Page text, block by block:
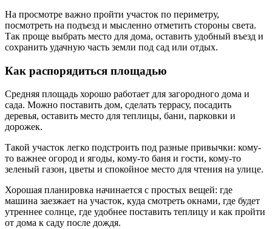
На просмотре важно пройти участок по периметру,
посмотреть на подъезд и мысленно отметить стороны света.
Так проще выбрать место для дома, оставить удобный въезд и
сохранить удачную часть земли под сад или отдых.
Как распорядиться площадью
Средняя площадь хорошо работает для загородного дома и
сада. Можно поставить дом, сделать террасу, посадить
деревья, оставить место для теплицы, бани, парковки и
дорожек.
Такой участок легко подстроить под разные привычки: кому-
то важнее огород и ягоды, кому-то баня и гости, кому-то
зеленый газон, цветы и спокойное место для чтения на улице.
Хорошая планировка начинается с простых вещей: где
машина заезжает на участок, куда смотреть окнами, где будет
утреннее солнце, где удобнее поставить теплицу и как пройти
от дома к саду после дождя.